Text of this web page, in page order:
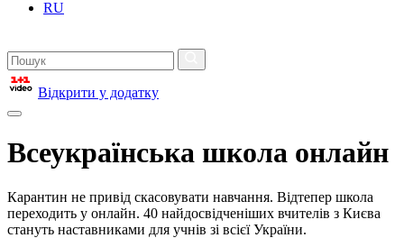
RU
Відкрити у додатку
Всеукраїнська школа онлайн
Карантин не привід скасовувати навчання. Відтепер школа
переходить у онлайн. 40 найдосвідченіших вчителів з Києва
стануть наставниками для учнів зі всієї України.